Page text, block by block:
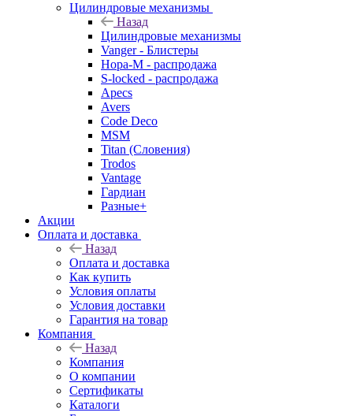
Цилиндровые механизмы
Назад
Цилиндровые механизмы
Vanger - Блистеры
Нора-М - распродажа
S-locked - распродажа
Apecs
Avers
Code Deco
MSM
Titan (Словения)
Trodos
Vantage
Гардиан
Разные+
Акции
Оплата и доставка
Назад
Оплата и доставка
Как купить
Условия оплаты
Условия доставки
Гарантия на товар
Компания
Назад
Компания
О компании
Сертификаты
Каталоги